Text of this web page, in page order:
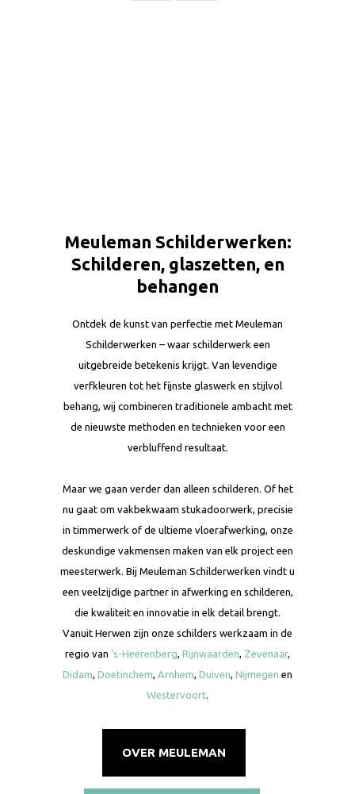
Meuleman Schilderwerken:
Schilderen, glaszetten, en
behangen
Ontdek de kunst van perfectie met Meuleman
Schilderwerken – waar schilderwerk een
uitgebreide betekenis krijgt. Van levendige
verfkleuren tot het fijnste glaswerk en stijlvol
behang, wij combineren traditionele ambacht met
de nieuwste methoden en technieken voor een
verbluffend resultaat.
Maar we gaan verder dan alleen schilderen. Of het
nu gaat om vakbekwaam stukadoorwerk, precisie
in timmerwerk of de ultieme vloerafwerking, onze
deskundige vakmensen maken van elk project een
meesterwerk. Bij Meuleman Schilderwerken vindt u
een veelzijdige partner in afwerking en schilderen,
die kwaliteit en innovatie in elk detail brengt.
Vanuit Herwen zijn onze schilders werkzaam in de
regio van 's-Heerenberg, Rijnwaarden, Zevenaar,
Didam, Doetinchem, Arnhem, Duiven, Nijmegen en
Westervoort.
OVER MEULEMAN